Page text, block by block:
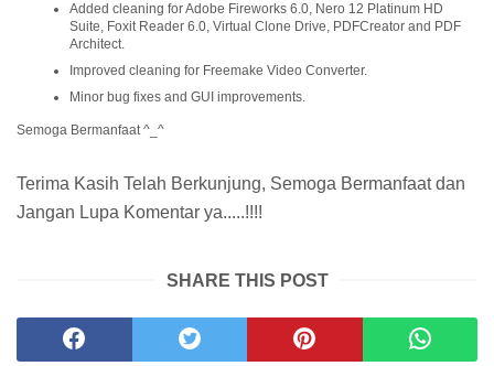
Added cleaning for Adobe Fireworks 6.0, Nero 12 Platinum HD
Suite, Foxit Reader 6.0, Virtual Clone Drive, PDFCreator and PDF
Architect.
Improved cleaning for Freemake Video Converter.
Minor bug fixes and GUI improvements.
Semoga Bermanfaat ^_^
Terima Kasih Telah Berkunjung, Semoga Bermanfaat dan
Jangan Lupa Komentar ya.....!!!!
SHARE THIS POST